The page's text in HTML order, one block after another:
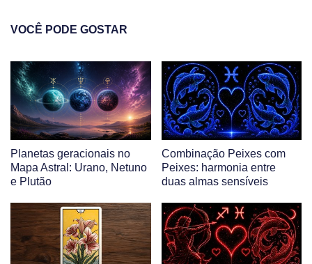
VOCÊ PODE GOSTAR
Planetas geracionais no
Mapa Astral: Urano, Netuno
e Plutão
Combinação Peixes com
Peixes: harmonia entre
duas almas sensíveis